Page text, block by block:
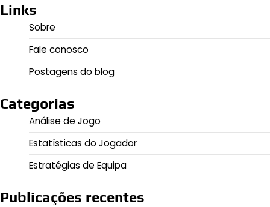
Links
Sobre
Fale conosco
Postagens do blog
Categorias
Análise de Jogo
Estatísticas do Jogador
Estratégias de Equipa
Publicações recentes